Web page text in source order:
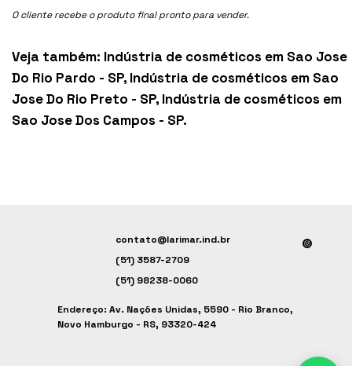
O cliente recebe o produto final pronto para vender.
Veja também: Indústria de cosméticos em Sao Jose
Do Rio Pardo - SP, Indústria de cosméticos em Sao
Jose Do Rio Preto - SP, Indústria de cosméticos em
Sao Jose Dos Campos - SP.
contato@larimar.ind.br
(51) 3587-2709
(51) 98238-0060
Endereço: Av. Nações Unidas, 5590 - Rio Branco,
Novo Hamburgo - RS, 93320-424